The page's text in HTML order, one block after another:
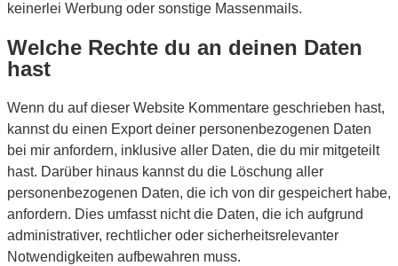
keinerlei Werbung oder sonstige Massenmails.
Welche Rechte du an deinen Daten
hast
Wenn du auf dieser Website Kommentare geschrieben hast,
kannst du einen Export deiner personenbezogenen Daten
bei mir anfordern, inklusive aller Daten, die du mir mitgeteilt
hast. Darüber hinaus kannst du die Löschung aller
personenbezogenen Daten, die ich von dir gespeichert habe,
anfordern. Dies umfasst nicht die Daten, die ich aufgrund
administrativer, rechtlicher oder sicherheitsrelevanter
Notwendigkeiten aufbewahren muss.